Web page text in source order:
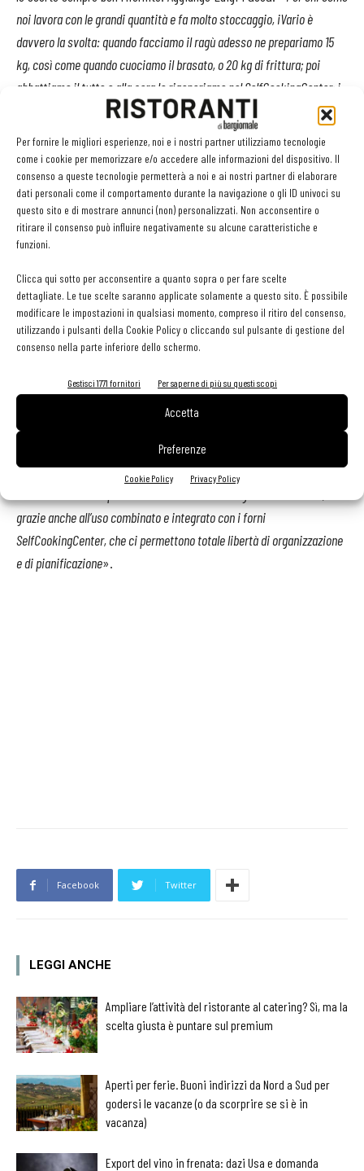
Per fornire le migliori esperienze, noi e i nostri partner utilizziamo tecnologie
come i cookie per memorizzare e/o accedere alle informazioni del dispositivo. Il
consenso a queste tecnologie permetterà a noi e ai nostri partner di elaborare
dati personali come il comportamento durante la navigazione o gli ID univoci su
questo sito e di mostrare annunci (non) personalizzati. Non acconsentire o
ritirare il consenso può influire negativamente su alcune caratteristiche e
funzioni.
Clicca qui sotto per acconsentire a quanto sopra o per fare scelte
dettagliate. Le tue scelte saranno applicate solamente a questo sito. È possibile
modificare le impostazioni in qualsiasi momento, compreso il ritiro del consenso,
utilizzando i pulsanti della Cookie Policy o cliccando sul pulsante di gestione del
consenso nella parte inferiore dello schermo.
Gestisci 1771 fornitori Per saperne di più su questi scopi
Accetta
Preferenze
Cookie Policy Privacy Policy
noi lavora con le grandi quantità e fa molto stoccaggio, iVario è
davvero la svolta: quando facciamo il ragù adesso ne prepariamo 15
kg, così come quando cuociamo il brasato, o 20 kg di frittura; poi
abbattiamo il tutto e alla sera lo rigeneriamo nel SelfCookingCenter; i
piatti risultano come appena fatti, ma gli ospiti devono aspettare la
Un altro vantaggio che il personale dell’Hotel Mediterranee ha
notato nell’utilizzo di iVario è la qualità dei prodotti finiti, dai dolci
ai salati, dai fritti alle salse. «Il cibo ha un altro gusto. Per esempio,
il ragù: si nota la differenza tra quando viene fatto in pentola o in
migliore» spiega lo chef Giuseppe La Camera«Il fritto risulta
sempre morbido dentro e croccante fuori. Le salse, come la crema
pasticcera e la besciamella, sono piacevoli e vellutate. Il pesce per la
zuppa rimane tenero ma bello croccante. Anche la cottura a bassa
temperatura ha prodotto risultati spettacolari. La carne è tenerissima
e morbida. Il roastbeef, ad esempio, ha un bel colore rosso all’interno
ma senza sangue
«Stiamo ancora sperimentando»conclude Luigi Facca «Ma siamo
grazie anche all’uso combinato e integrato con i forni
SelfCookingCenter, che ci permettono totale libertà di organizzazione
e di pianificazione».
Facebook Twitter
LEGGI ANCHE
Ampliare l’attività del ristorante al catering? Sì, ma la
scelta giusta è puntare sul premium
Aperti per ferie. Buoni indirizzi da Nord a Sud per
godersi le vacanze (o da scorprire se si è in
vacanza)
Export del vino in frenata: dazi Usa e domanda